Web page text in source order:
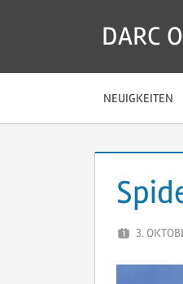
DARC
NEUIGKEITEN
3.